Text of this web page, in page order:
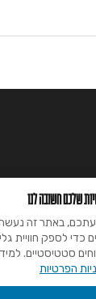
שלכם חשובה לנו
כדי לספק חוויית
סטטיסטיים.
הפרטיות